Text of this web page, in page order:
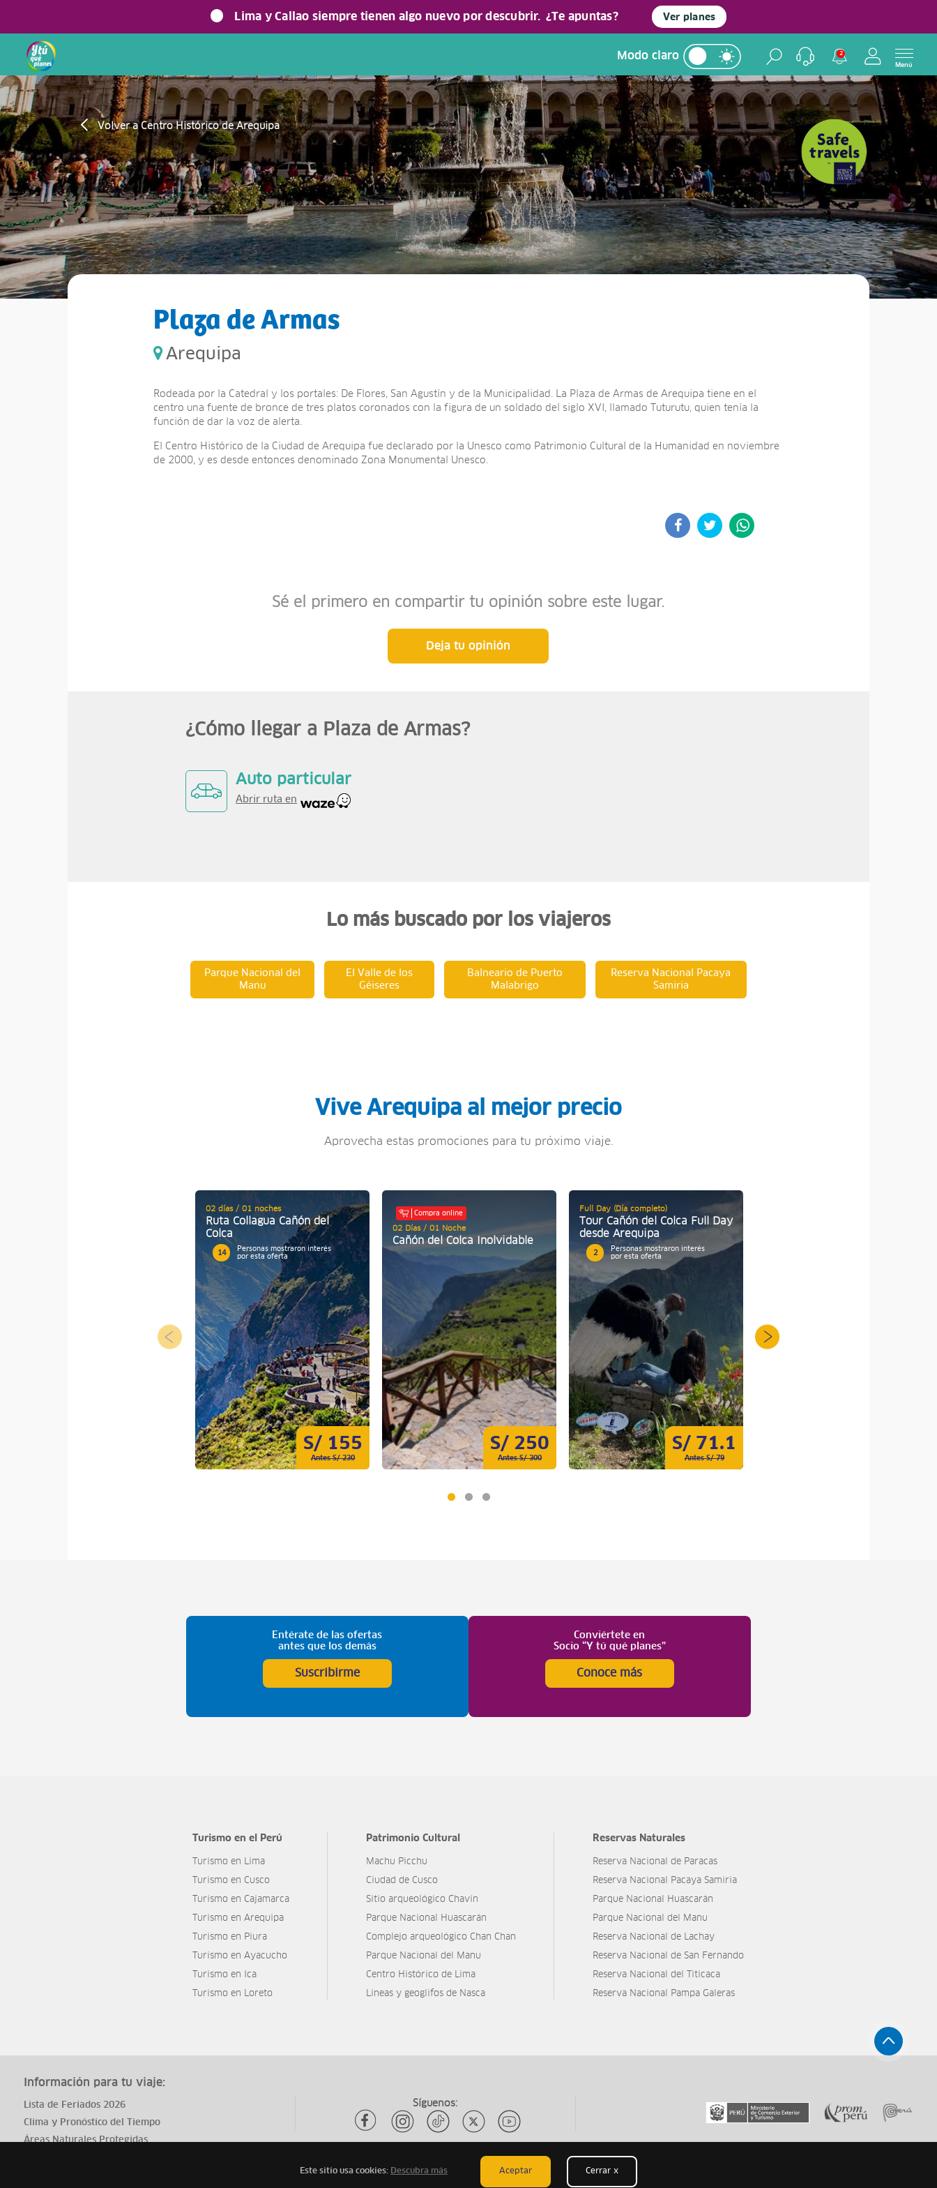
Lima y Callao siempre tienen algo nuevo por descubrir. ¿Te apuntas? Ver planes
Modo claro 2
Menú
Volver a Centro Histórico de Arequipa
Plaza de Armas
Arequipa
Rodeada por la Catedral y los portales: De Flores, San Agustín y de la Municipalidad. La Plaza de Armas de Arequipa tiene en el
centro una fuente de bronce de tres platos coronados con la figura de un soldado del siglo XVI, llamado Tuturutu, quien tenía la
función de dar la voz de alerta.
El Centro Histórico de la Ciudad de Arequipa fue declarado por la Unesco como Patrimonio Cultural de la Humanidad en noviembre
de 2000, y es desde entonces denominado Zona Monumental Unesco.
Sé el primero en compartir tu opinión sobre este lugar.
Deja tu opinión
¿Cómo llegar a Plaza de Armas?
Auto particular
Abrir ruta en
Lo más buscado por los viajeros
Parque Nacional del
Manu
El Valle de los
Géiseres
Balneario de Puerto
Malabrigo
Reserva Nacional Pacaya
Samiria
Vive Arequipa al mejor precio
Aprovecha estas promociones para tu próximo viaje.
S/ 155
Antes S/ 230
02 días / 01 noches
Ruta Collagua Cañón del
Colca
14
Personas mostraron interés
por esta oferta
S/ 250
Antes S/ 300
Compra online
02 Días / 01 Noche
Cañón del Colca Inolvidable
S/ 71.1
Antes S/ 79
Full Day (Día completo)
Tour Cañón del Colca Full Day
desde Arequipa
2
Personas mostraron interés
por esta oferta
Entérate de las ofertas
antes que los demás
Suscribirme
Conviértete en
Socio “Y tú qué planes”
Conoce más
Turismo en el Perú
Turismo en Lima
Turismo en Cusco
Turismo en Cajamarca
Turismo en Arequipa
Turismo en Piura
Turismo en Ayacucho
Turismo en Ica
Turismo en Loreto
Patrimonio Cultural
Machu Picchu
Ciudad de Cusco
Sitio arqueológico Chavín
Parque Nacional Huascarán
Complejo arqueológico Chan Chan
Parque Nacional del Manu
Centro Histórico de Lima
Líneas y geoglifos de Nasca
Reservas Naturales
Reserva Nacional de Paracas
Reserva Nacional Pacaya Samiria
Parque Nacional Huascarán
Parque Nacional del Manu
Reserva Nacional de Lachay
Reserva Nacional de San Fernando
Reserva Nacional del Titicaca
Reserva Nacional Pampa Galeras
Información para tu viaje:
Lista de Feriados 2026
Clima y Pronóstico del Tiempo
Áreas Naturales Protegidas
Síguenos:
Este sitio usa cookies: Descubra más Aceptar Cerrar x